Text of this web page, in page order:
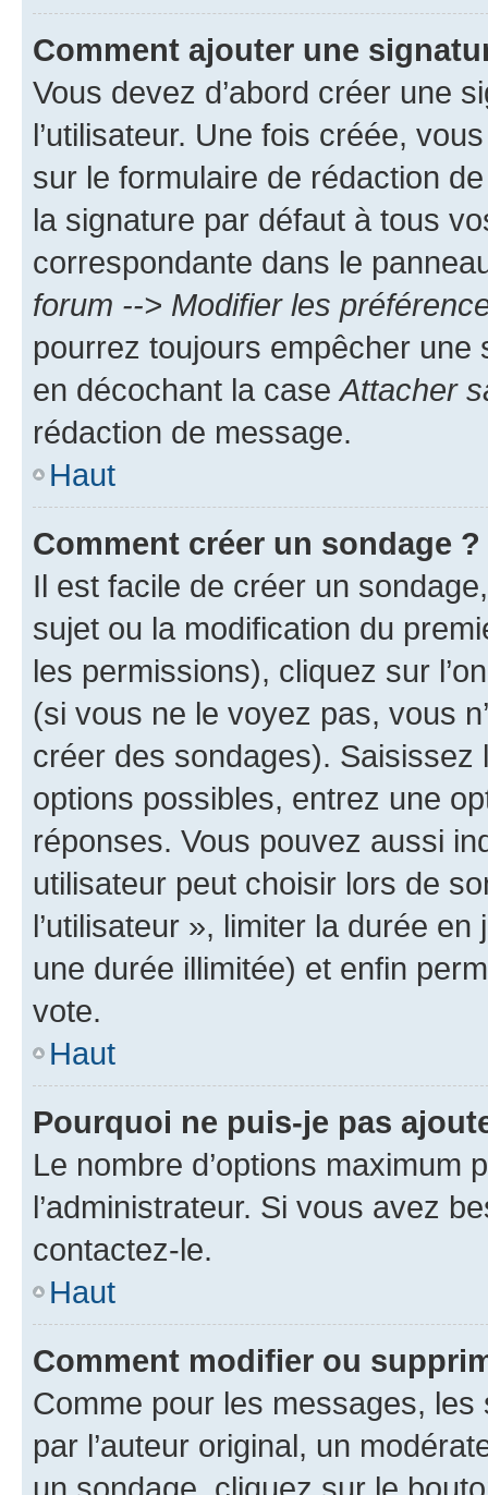
Comment ajouter une
Vous devez d’abord créer une
l’utilisateur. Une fois créée,
sur le formulaire de rédaction
la signature par défaut à tous
correspondante dans le
forum --> Modifier les
pourrez toujours empêcher une
en décochant la case Attacher
rédaction de message.
Haut
Comment créer un sondage ?
Il est facile de créer un
sujet ou la modification du
les permissions), cliquez sur
(si vous ne le voyez pas, vous
créer des sondages).
options possibles, entrez une
réponses. Vous pouvez aussi
utilisateur peut choisir lors de
l’utilisateur », limiter la durée
une durée illimitée) et enfin
vote.
Haut
Pourquoi ne puis-je pas
Le nombre d’options maximum
l’administrateur. Si vous avez
contactez-le.
Haut
Comment modifier ou
Comme pour les messages,
par l’auteur original, un
un sondage, cliquez sur le